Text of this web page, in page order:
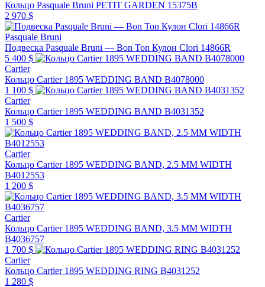
Кольцо Pasquale Bruni PETIT GARDEN 15375B
2 970 $
Pasquale Bruni
Подвеска Pasquale Bruni — Bon Ton Кулон Clori 14866R
5 400 $
Cartier
Кольцо Cartier 1895 WEDDING BAND B4078000
1 100 $
Cartier
Кольцо Cartier 1895 WEDDING BAND B4031352
1 500 $
Cartier
Кольцо Cartier 1895 WEDDING BAND, 2.5 MM WIDTH
B4012553
1 200 $
Cartier
Кольцо Cartier 1895 WEDDING BAND, 3.5 MM WIDTH
B4036757
1 700 $
Cartier
Кольцо Cartier 1895 WEDDING RING B4031252
1 280 $